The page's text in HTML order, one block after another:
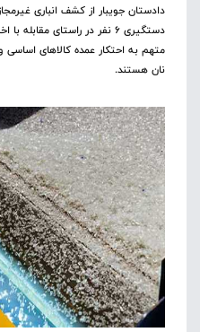
دادستان جویبار از کشف انباری
دستگیری ۶ نفر در راستای
متهم به احتکار عمده کالاهای اساسی
نان هستند.